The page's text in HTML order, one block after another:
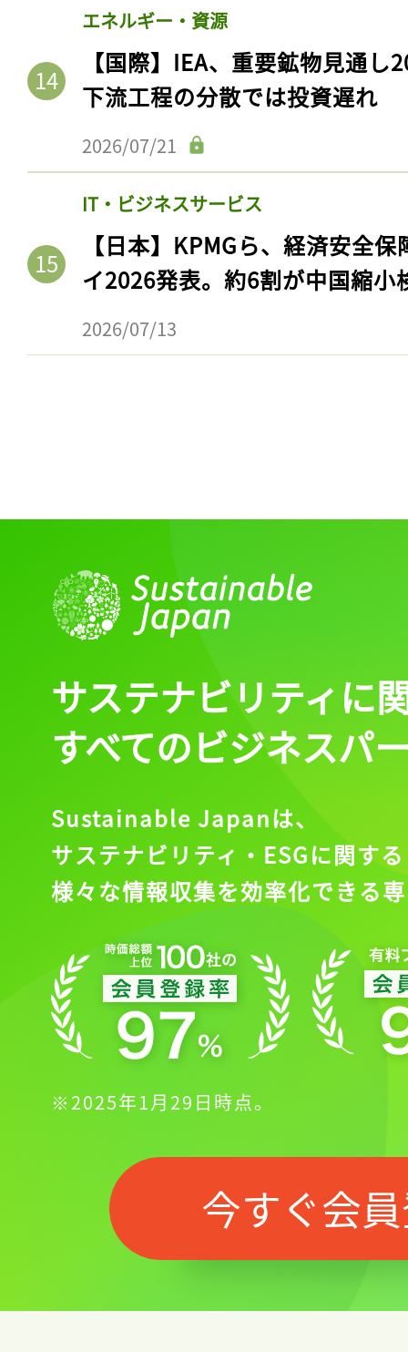
エネルギー・資源
【国際】IEA、重要鉱物見通
下流工程の分散では投資遅れ
2026/07/21
IT・ビジネスサービス
【日本】KPMGら、経済安全
イ2026発表。約6割が中国縮小
2026/07/13
サステナビリティに
すべてのビジネスパ
Sustainable Japanは、
サステナビリティ・ESGに関する
様々な情報収集を効率化できる
※2025年1月29日時点。
今すぐ会